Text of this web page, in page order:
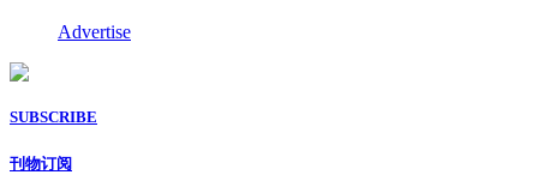
Advertise
SUBSCRIBE
刊物订阅